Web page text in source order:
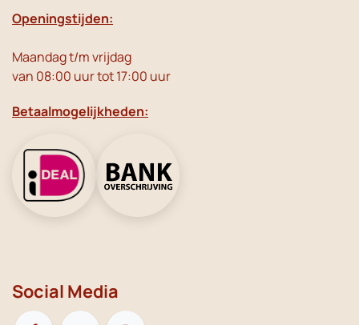
Openingstijden:
Maandag t/m vrijdag
van 08:00 uur tot 17:00 uur
Betaalmogelijkheden:
Social Media